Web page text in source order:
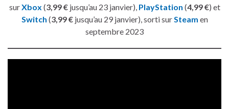
surXbox (3,99 €jusqu’au 23 janvier), PlayStation (4,99 €) et
Switch (3,99 €jusqu’au 29 janvier), sorti surSteam en
septembre 2023